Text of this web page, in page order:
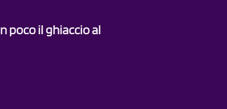
poco il ghiaccio al